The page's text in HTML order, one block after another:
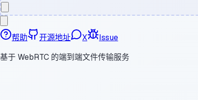
帮助 开源地址 X
Issue
基于 WebRTC 的端到端文件传输服务